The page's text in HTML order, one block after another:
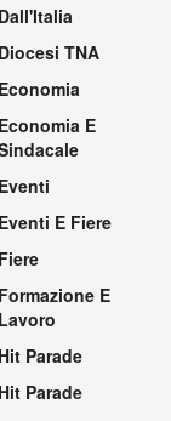
Dall'Italia
Diocesi TNA
Economia
Economia E
Eventi
Eventi E Fiere
Fiere
Formazione E
Lavoro
Hit Parade
Hit Parade